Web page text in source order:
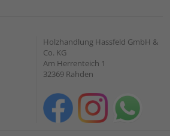
Holzhandlung Hassfeld GmbH &
Co. KG
Am Herrenteich 1
32369 Rahden